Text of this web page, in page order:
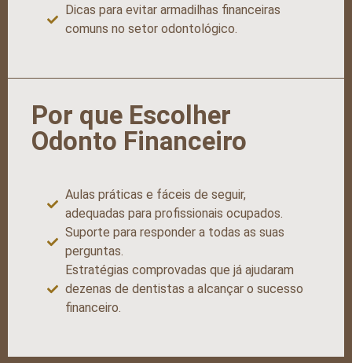
Dicas para evitar armadilhas financeiras
comuns no setor odontológico.
Por que Escolher
Odonto Financeiro
Aulas práticas e fáceis de seguir,
adequadas para profissionais ocupados.
Suporte para responder a todas as suas
perguntas.
Estratégias comprovadas que já ajudaram
dezenas de dentistas a alcançar o sucesso
financeiro.